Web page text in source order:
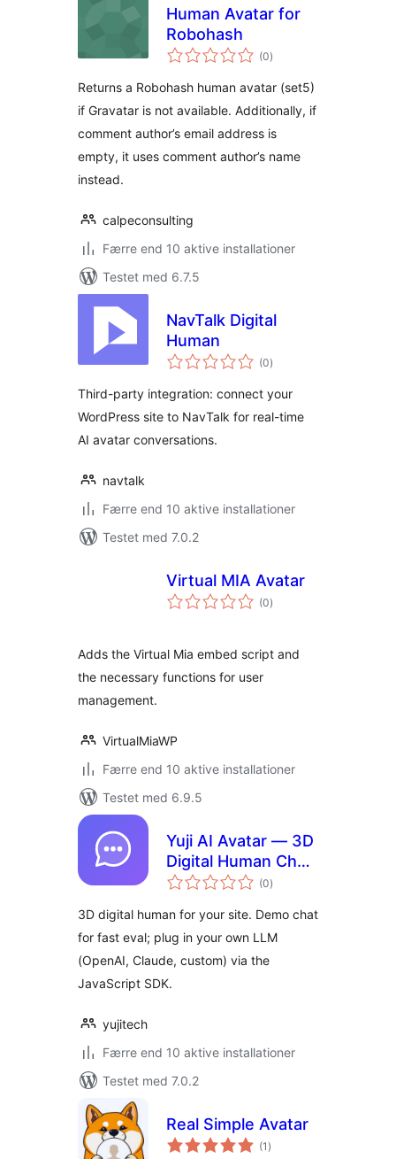
Human Avatar for
Robohash
(0totale
bedømmelser
)
Returns a Robohash human avatar (set5)
if Gravatar is not available. Additionally, if
comment author’s email address is
empty, it uses comment author’s name
instead.
calpeconsulting
Færre end 10 aktive installationer
Testet med 6.7.5
NavTalk Digital
Human
(0totale
bedømmelser
)
Third-party integration: connect your
WordPress site to NavTalk for real-time
AI avatar conversations.
navtalk
Færre end 10 aktive installationer
Testet med 7.0.2
Virtual MIA Avatar
(0totale
bedømmelser
)
Adds the Virtual Mia embed script and
the necessary functions for user
management.
VirtualMiaWP
Færre end 10 aktive installationer
Testet med 6.9.5
Yuji AI Avatar — 3D
Digital Human Chat
Widget
(0totale
bedømmelser
)
3D digital human for your site. Demo chat
for fast eval; plug in your own LLM
(OpenAI, Claude, custom) via the
JavaScript SDK.
yujitech
Færre end 10 aktive installationer
Testet med 7.0.2
Real Simple Avatar
(1 totale
bedømmelser
)